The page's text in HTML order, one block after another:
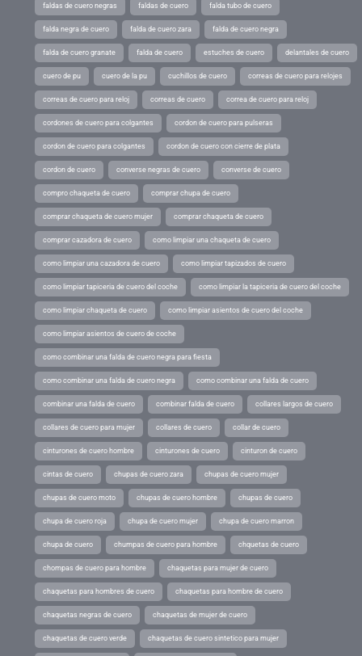
faldas de cuero negras faldas de cuero falda tubo de cuero
falda negra de cuero falda de cuero zara falda de cuero negra
falda de cuero granate falda de cuero estuches de cuero delantales de cuero
cuero de pu cuero de la pu cuchillos de cuero correas de cuero para relojes
correas de cuero para reloj correas de cuero correa de cuero para reloj
cordones de cuero para colgantes cordon de cuero para pulseras
cordon de cuero para colgantes cordon de cuero con cierre de plata
cordon de cuero converse negras de cuero converse de cuero
compro chaqueta de cuero comprar chupa de cuero
comprar chaqueta de cuero mujer comprar chaqueta de cuero
comprar cazadora de cuero como limpiar una chaqueta de cuero
como limpiar una cazadora de cuero como limpiar tapizados de cuero
como limpiar tapiceria de cuero del coche como limpiar la tapiceria de cuero del coche
como limpiar chaqueta de cuero como limpiar asientos de cuero del coche
como limpiar asientos de cuero de coche
como combinar una falda de cuero negra para fiesta
como combinar una falda de cuero negra como combinar una falda de cuero
combinar una falda de cuero combinar falda de cuero collares largos de cuero
collares de cuero para mujer collares de cuero collar de cuero
cinturones de cuero hombre cinturones de cuero cinturon de cuero
cintas de cuero chupas de cuero zara chupas de cuero mujer
chupas de cuero moto chupas de cuero hombre chupas de cuero
chupa de cuero roja chupa de cuero mujer chupa de cuero marron
chupa de cuero chumpas de cuero para hombre chquetas de cuero
chompas de cuero para hombre chaquetas para mujer de cuero
chaquetas para hombres de cuero chaquetas para hombre de cuero
chaquetas negras de cuero chaquetas de mujer de cuero
chaquetas de cuero verde chaquetas de cuero sintetico para mujer